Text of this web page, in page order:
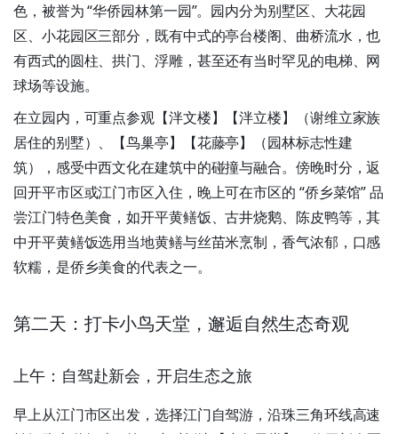
色，被誉为 “华侨园林第一园”。园内分为别墅区、大花园
区、小花园区三部分，既有中式的亭台楼阁、曲桥流水，也
有西式的圆柱、拱门、浮雕，甚至还有当时罕见的电梯、网
球场等设施。
在立园内，可重点参观【泮文楼】【泮立楼】（谢维立家族
居住的别墅）、【鸟巢亭】【花藤亭】（园林标志性建
筑），感受中西文化在建筑中的碰撞与融合。傍晚时分，返
回开平市区或江门市区入住，晚上可在市区的 “侨乡菜馆” 品
尝江门特色美食，如开平黄鳝饭、古井烧鹅、陈皮鸭等，其
中开平黄鳝饭选用当地黄鳝与丝苗米烹制，香气浓郁，口感
软糯，是侨乡美食的代表之一。
第二天：打卡小鸟天堂，邂逅自然生态奇观
上午：自驾赴新会，开启生态之旅
早上从江门市区出发，选择江门自驾游，沿珠三角环线高速